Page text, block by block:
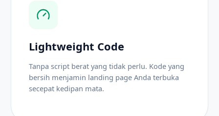
Lightweight Code
Tanpa script berat yang tidak perlu. Kode yang
bersih menjamin landing page Anda terbuka
secepat kedipan mata.